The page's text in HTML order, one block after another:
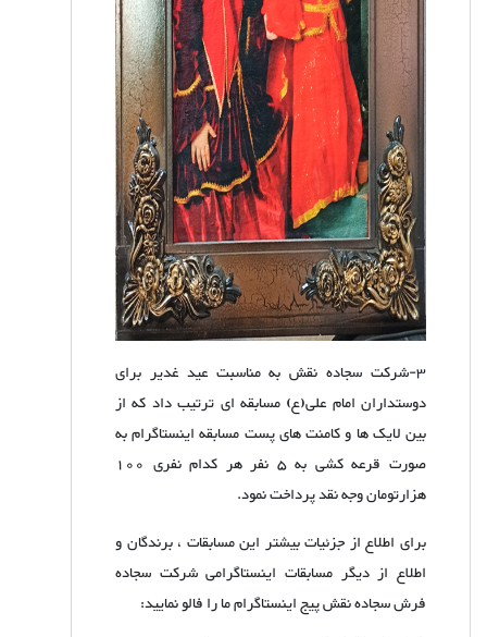
3-شرکت سجاده نقش به مناسبت عید غدیر برای
دوستداران امام علی(ع) مسابقه ای ترتیب داد که از
بین لایک ها و کامنت های پست مسابقه اینستاگرام به
صورت قرعه کشی به 5 نفر هر کدام نفری 100
هزارتومان وجه نقد پرداخت نمود.
برای اطلاع از جزئیات بیشتر این مسابقات ، برندگان و
اطلاع از دیگر مسابقات اینستاگرامی شرکت سجاده
فرش سجاده نقش پیج اینستاگرام ما را فالو نمایید: